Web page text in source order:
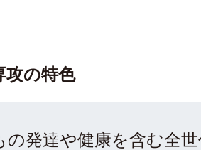
攻の特色
の発達や健康を含む全